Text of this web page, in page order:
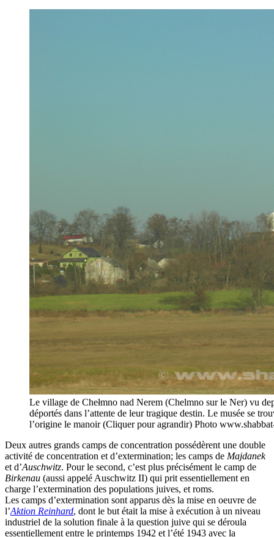
Le village de Chełmno nad Nerem (Chelmno sur le Ner) vu
déportés dans l’attente de leur tragique destin. Le musée se
l’origine le manoir (Cliquer pour agrandir) Photo
Deux autres grands camps de concentration possédèrent une double
activité de concentration et d’extermination; les camps de Majdanek
et d’Auschwitz. Pour le second, c’est plus précisément le camp de
Birkenau (aussi appelé Auschwitz II) qui prit essentiellement en
charge l’extermination des populations juives, et roms.
Les camps d’extermination sont apparus dès la mise en oeuvre de
l’Aktion Reinhard, dont le but était la mise à exécution à un niveau
industriel de la solution finale à la question juive qui se déroula
essentiellement entre le printemps 1942 et l’été 1943 avec la